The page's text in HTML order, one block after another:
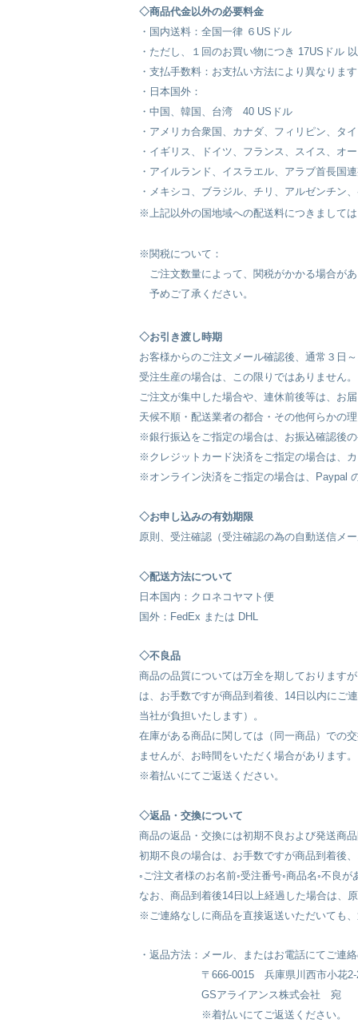
◇商品代金以外の必要料金
・国内送料：全国一律 ６USドル
・ただし、１回のお買い物につき 17USドル
・支払手数料：お支払い方法により異なりま
・日本国外：
・中国、韓国、台湾 40 USドル
・アメリカ合衆国、カナダ、フィリピン、タ
・イギリス、ドイツ、フランス、スイス、オ
・アイルランド、イスラエル、アラブ首長国
・メキシコ、ブラジル、チリ、アルゼンチン
※上記以外の国地域への配送料につきまして
※関税について：
ご注文数量によって、関税がかかる場合が
予めご了承ください。
◇お引き渡し時期
お客様からのご注文メール確認後、通常３日
受注生産の場合は、この限りではありません。
ご注文が集中した場合や、連休前後等は、お
天候不順・配送業者の都合・その他何らかの
※銀行振込をご指定の場合は、お振込確認後
※クレジットカード決済をご指定の場合は、
※オンライン決済をご指定の場合は、Paypal
◇お申し込みの有効期限
原則、受注確認（受注確認の為の自動送信メ
◇配送方法について
日本国内：クロネコヤマト便
国外：FedEx または DHL
◇不良品
商品の品質については万全を期しております
は、お手数ですが商品到着後、14日以内にご
当社が負担いたします）。
在庫がある商品に関しては（同一商品）での
ませんが、お時間をいただく場合があります。
※着払いにてご返送ください。
◇返品・交換について
商品の返品・交換には初期不良および発送商
初期不良の場合は、お手数ですが商品到着後
◦ご注文者様のお名前◦受注番号◦商品名◦不良が
なお、商品到着後14日以上経過した場合は、
※ご連絡なしに商品を直接返送いただいても
・返品方法：メール、またはお電話にてご連
〒666-0015 兵庫県川西市小花2-
GSアライアンス株式会社 宛
※着払いにてご返送ください。